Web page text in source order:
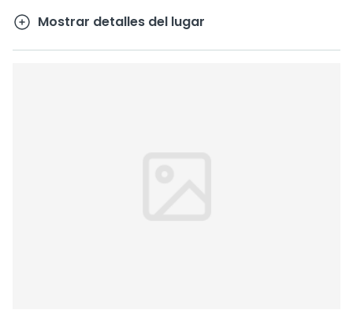
Mostrar detalles del lugar